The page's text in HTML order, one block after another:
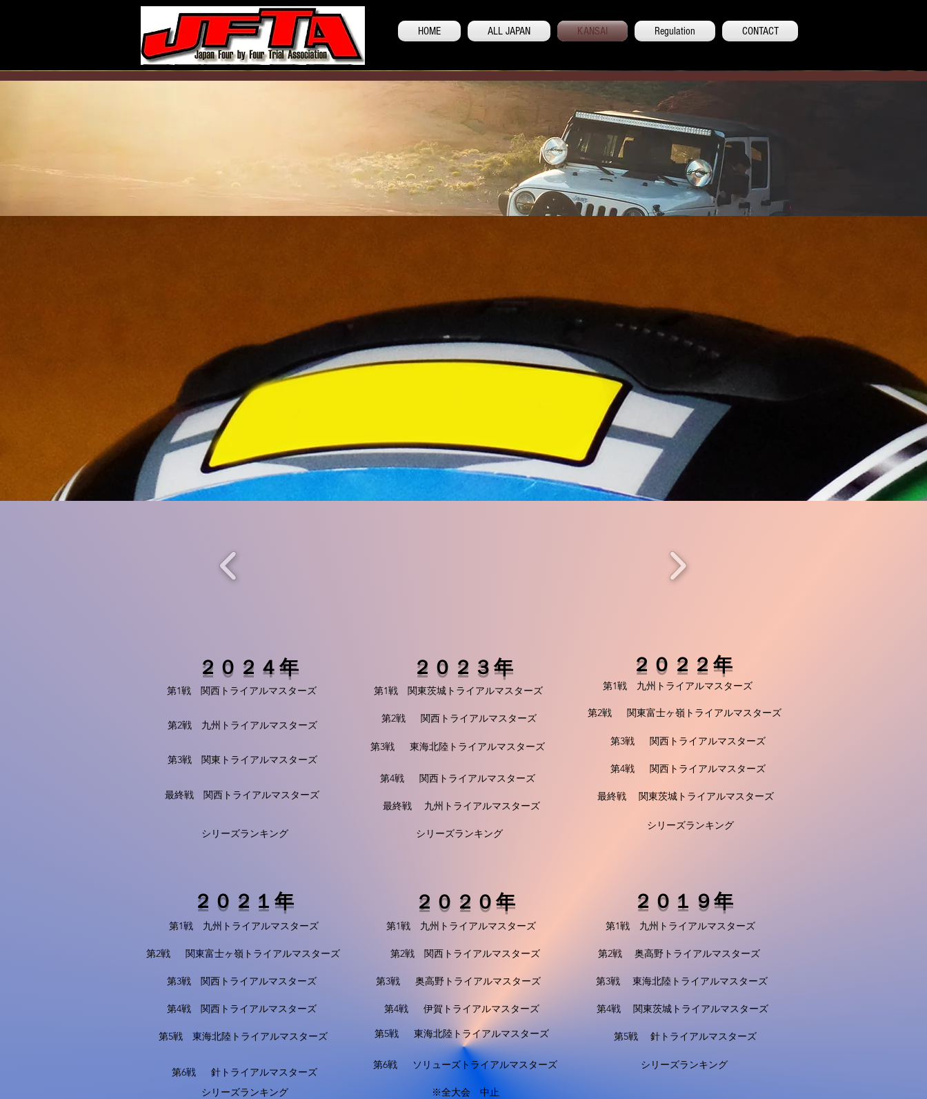
HOME ALL JAPAN KANSAI Regulation CONTACT
２０２３年
２０２４年
第1戦 関西トライアルマスターズ
第2戦 九州トライアルマスターズ
第3戦 関東トライアルマスターズ
最終戦 関西トライアルマスターズ
シリーズランキング
第1戦 関東茨城トライアルマスターズ
第2戦 関西トライアルマスターズ
第3戦 東海北陸トライアルマスターズ
第4戦 関西トライアルマスターズ
最終戦 九州トライアルマスターズ
シリーズランキング
２０２１年
第1戦 九州トライアルマスターズ
第2戦 関東富士ヶ嶺トライアルマスターズ
第3戦 関西トライアルマスターズ
第4戦 関西トライアルマスターズ
第5戦 東海北陸トライアルマスターズ
第6戦 針トライアルマスターズ
シリーズランキング
２０２０年
第1戦 九州トライアルマスターズ
第2戦 関西トライアルマスターズ
第3戦 奥高野トライアルマスターズ
第4戦 伊賀トライアルマスターズ
第5戦 東海北陸トライアルマスターズ
第6戦 ソリューズトライアルマスターズ
※全大会 中止
２０２２年
第1戦 九州トライアルマスターズ
第2戦 関東富士ヶ嶺トライアルマスターズ
第3戦 関西トライアルマスターズ
第4戦 関西トライアルマスターズ
最終戦 関東茨城トライアルマスターズ
シリーズランキング
２０１９年
第1戦 九州トライアルマスターズ
第2戦 奥高野トライアルマスターズ
第3戦 東海北陸トライアルマスターズ
第4戦 関東茨城トライアルマスターズ
第5戦 針トライアルマスターズ
シリーズランキング